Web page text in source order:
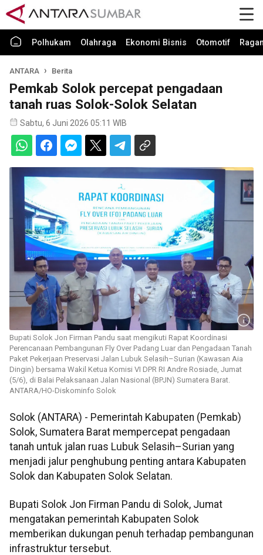
Polhukam Olahraga Ekonomi Bisnis Otomotif
ANTARA Berita
Pemkab Solok percepat pengadaan
tanah ruas Solok-Solok Selatan
Sabtu, 6 Juni 2026 05:11 WIB
Bupati Solok Jon Firman Pandu saat mengikuti Rapat Koordinasi
Perencanaan Pembangunan Fly Over Padang Luar dan Pengadaan Tanah
Paket Pekerjaan Preservasi Jalan Lubuk Selasih–Surian (Kawasan Aia
Dingin) bersama Wakil Ketua Komisi VI DPR RI Andre Rosiade, Jumat
(5/6), di Balai Pelaksanaan Jalan Nasional (BPJN) Sumatera Barat.
ANTARA/HO-Diskominfo Solok
Solok (ANTARA) - Pemerintah Kabupaten (Pemkab)
Solok, Sumatera Barat mempercepat pengadaan
tanah untuk jalan ruas Lubuk Selasih–Surian yang
menjadi jalur penghubung penting antara Kabupaten
Solok dan Kabupaten Solok Selatan.
Bupati Solok Jon Firman Pandu di Solok, Jumat
mengatakan pemerintah Kabupaten Solok
memberikan dukungan penuh terhadap pembangunan
infrastruktur tersebut.